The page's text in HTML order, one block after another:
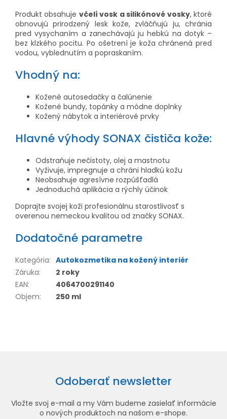
Produkt obsahuje včelí vosk a silikónové vosky, ktoré
obnovujú prirodzený lesk kože, zvláčňujú ju, chránia
pred vysychaním a zanechávajú ju hebkú na dotyk –
bez klzkého pocitu. Po ošetrení je koža chránená pred
vodou, vyblednutím a popraskaním.
Vhodný na:
Kožené autosedačky a čalúnenie
Kožené bundy, topánky a módne doplnky
Kožený nábytok a interiérové prvky
Hlavné výhody SONAX čističa kože:
Odstraňuje nečistoty, olej a mastnotu
Vyživuje, impregnuje a chráni hladkú kožu
Neobsahuje agresívne rozpúšťadlá
Jednoduchá aplikácia a rýchly účinok
Doprajte svojej koži profesionálnu starostlivosť s
overenou nemeckou kvalitou od značky SONAX.
Dodatočné parametre
Kategória: Autokozmetika na kožený interiér
Záruka:
2 roky
EAN:
4064700291140
Objem: 250 ml
Odoberať newsletter
Vložte svoj e-mail a my Vám budeme zasielať informácie
o nových produktoch na našom e-shope.